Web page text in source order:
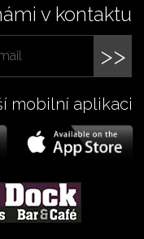
v kontaktu
>>
mobilní aplikaci